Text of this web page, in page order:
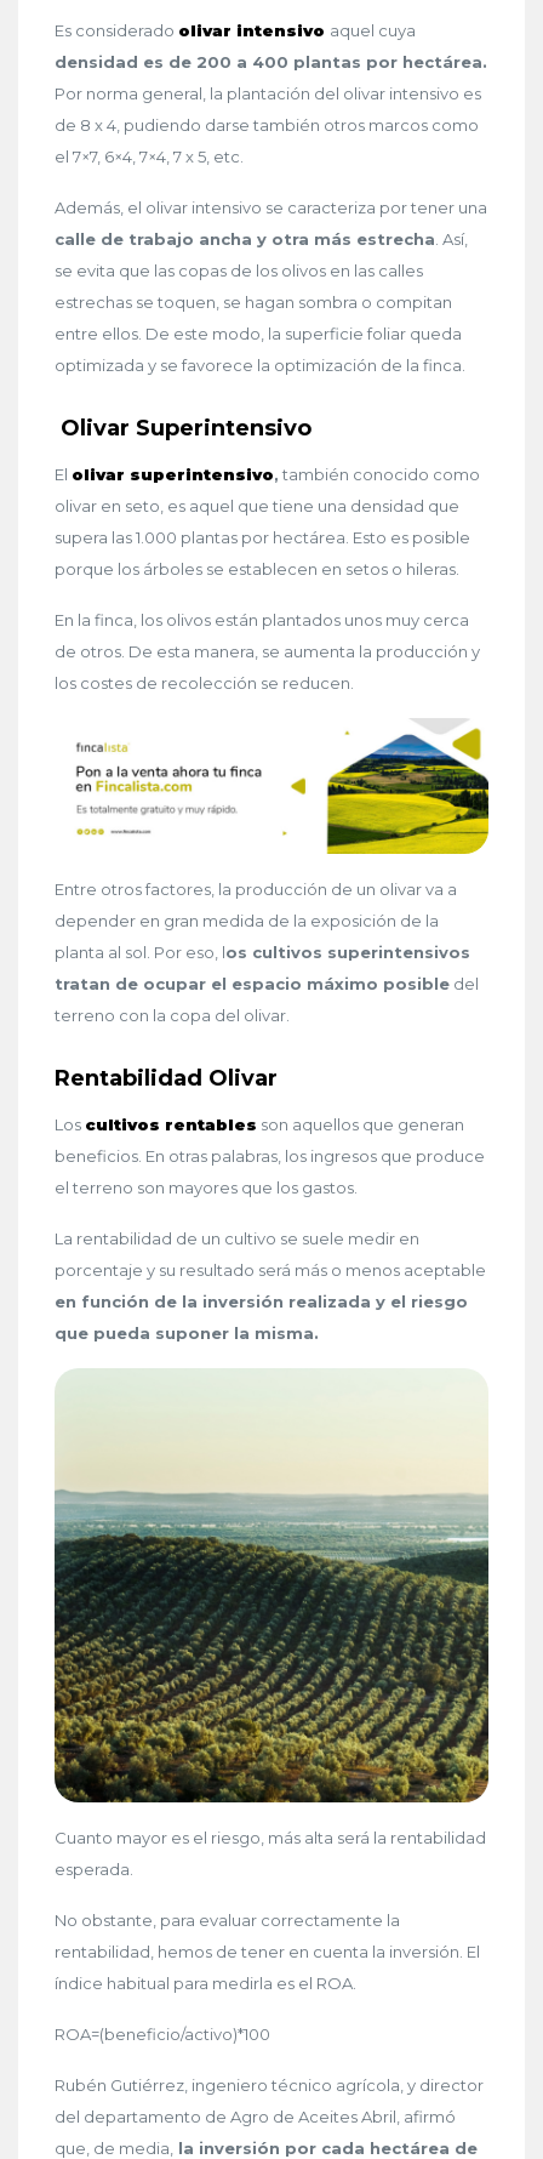
Es considerado olivar intensivo aquel cuya
densidad es de 200 a 400 plantas por hectárea.
Por norma general, la plantación del olivar intensivo es
de 8 x 4, pudiendo darse también otros marcos como
el 7×7, 6×4, 7×4, 7 x 5, etc.
Además, el olivar intensivo se caracteriza por tener una
calle de trabajo ancha y otra más estrecha . Así,
se evita que las copas de los olivos en las calles
estrechas se toquen, se hagan sombra o compitan
entre ellos. De este modo, la superficie foliar queda
optimizada y se favorece la optimización de la finca.
Olivar Superintensivo
El olivar superintensivo, también conocido como
olivar en seto, es aquel que tiene una densidad que
supera las 1.000 plantas por hectárea. Esto es posible
porque los árboles se establecen en setos o hileras.
En la finca, los olivos están plantados unos muy cerca
de otros. De esta manera, se aumenta la producción y
los costes de recolección se reducen.
Entre otros factores, la producción de un olivar va a
depender en gran medida de la exposición de la
planta al sol. Por eso, los cultivos superintensivos
tratan de ocupar el espacio máximo posible del
terreno con la copa del olivar.
Rentabilidad Olivar
Los cultivos rentables son aquellos que generan
beneficios. En otras palabras, los ingresos que produce
el terreno son mayores que los gastos.
La rentabilidad de un cultivo se suele medir en
porcentaje y su resultado será más o menos aceptable
en función de la inversión realizada y el riesgo
que pueda suponer la misma.
Cuanto mayor es el riesgo, más alta será la rentabilidad
esperada.
No obstante, para evaluar correctamente la
rentabilidad, hemos de tener en cuenta la inversión. El
índice habitual para medirla es el ROA.
ROA=(beneficio/activo)*100
Rubén Gutiérrez, ingeniero técnico agrícola, y director
del departamento de Agro de Aceites Abril, afirmó
que, de media, la inversión por cada hectárea de